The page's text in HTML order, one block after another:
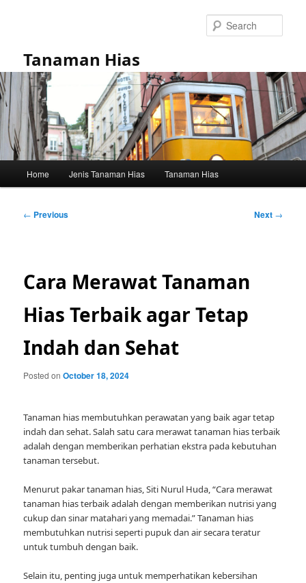
Tanaman Hias
Home Jenis Tanaman Hias Tanaman Hias
Post
← Previous Next →
Cara Merawat Tanaman
Hias Terbaik agar Tetap
Indah dan Sehat
Posted onOctober 18, 2024
Tanaman hias membutuhkan perawatan yang baik agar tetap
indah dan sehat. Salah satu cara merawat tanaman hias terbaik
adalah dengan memberikan perhatian ekstra pada kebutuhan
tanaman tersebut.
Menurut pakar tanaman hias, Siti Nurul Huda, “Cara merawat
tanaman hias terbaik adalah dengan memberikan nutrisi yang
cukup dan sinar matahari yang memadai.” Tanaman hias
membutuhkan nutrisi seperti pupuk dan air secara teratur
untuk tumbuh dengan baik.
Selain itu, penting juga untuk memperhatikan kebersihan